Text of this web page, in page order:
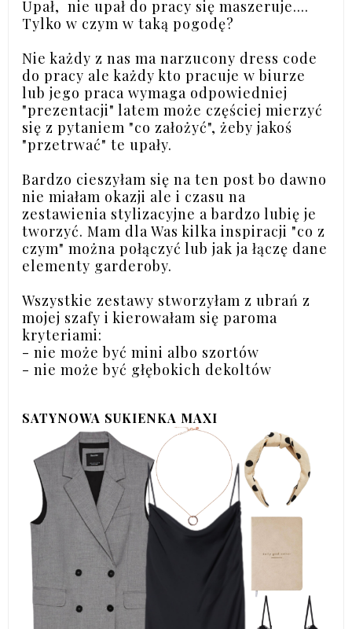
Upał, nie upał do pracy się maszeruje....
Tylko w czym w taką pogodę?
Nie każdy z nas ma narzucony dress code
do pracy ale każdy kto pracuje w biurze
lub jego praca wymaga odpowiedniej
"prezentacji" latem może częściej mierzyć
się z pytaniem "co założyć", żeby jakoś
"przetrwać" te upały.
Bardzo cieszyłam się na ten post bo dawno
nie miałam okazji ale i czasu na
zestawienia stylizacyjne a bardzo lubię je
tworzyć. Mam dla Was kilka inspiracji "co z
czym" można połączyć lub jak ja łączę dane
elementy garderoby.
Wszystkie zestawy stworzyłam z ubrań z
mojej szafy i kierowałam się paroma
kryteriami:
- nie może być mini albo szortów
- nie może być głębokich dekoltów
SATYNOWA SUKIENKA MAXI